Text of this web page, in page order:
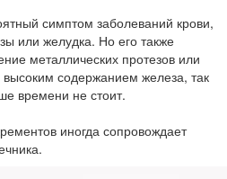
симптом заболеваний крови,
или желудка. Но его также
металлических протезов или
содержанием железа, так
времени не стоит.
иногда сопровождает